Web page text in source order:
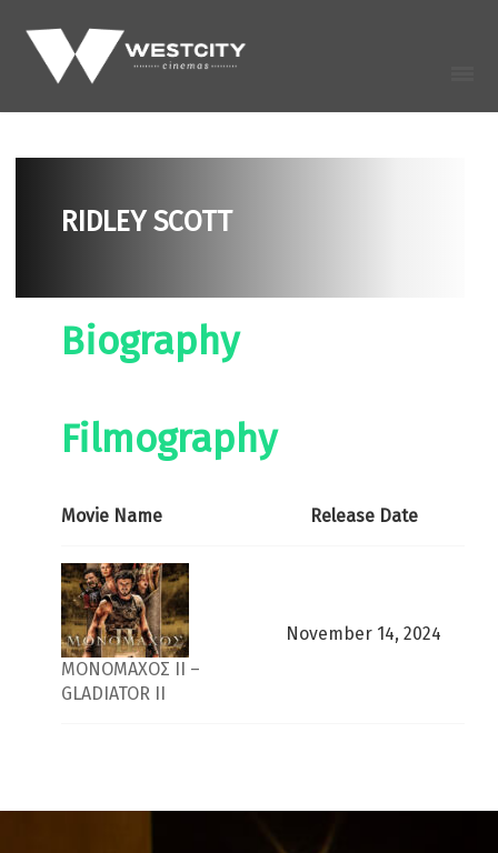
RIDLEY SCOTT
Biography
Filmography
Movie Name Release Date
ΜΟΝΟΜΑΧΟΣ ΙΙ –
GLADIATOR II
November 14, 2024